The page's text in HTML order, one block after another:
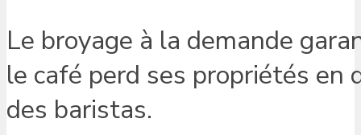
Le broyage à la demande
le café perd ses propriétés en
des baristas.